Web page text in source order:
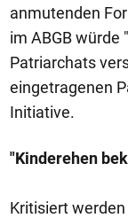
anmutenden
im ABGB würde
Patriarchats
eingetragenen
Initiative.
"Kinderehen
Kritisiert